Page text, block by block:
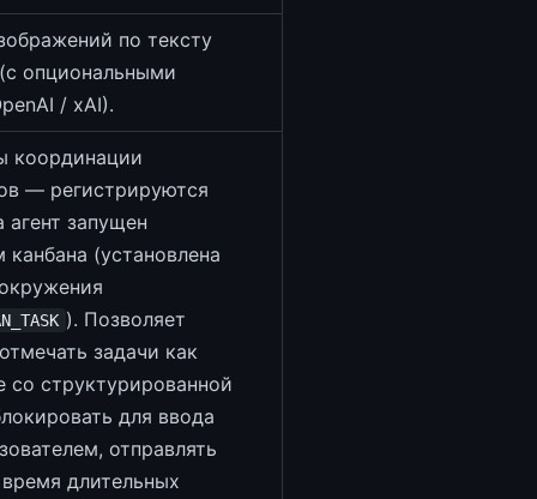
по тексту
опциональными
/ xAI).
координации
— регистрируются
агент запущен
канбана (установлена
). Позволяет
задачи как
со структурированной
для ввода
отправлять
длительных